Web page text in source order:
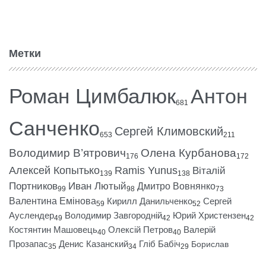
Метки
Роман Цимбалюк681 Антон
Санченко653 Сергей Климовский211
Володимир В’ятрович176 Олена Курбанова172
Алексей Копытько139 Ramis Yunus138 Віталій
Портников99 Иван Лютый98 Дмитро Вовнянко73
Валентина Емінова59 Кирилл Данильченко52 Сергей
Ауслендер49 Володимир Завгородній42 Юрий Христензен42
Костянтин Машовець40 Олексій Петров40 Валерій
Прозапас35 Денис Казанский34 Гліб Бабіч29 Борислав